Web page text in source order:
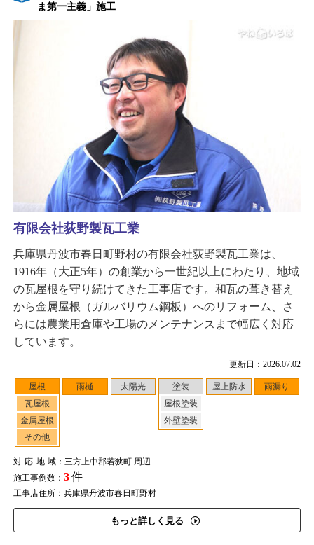
ま第一主義」施工
更新日：2026.07.02
屋根
瓦屋根
金属屋根
その他
雨樋 太陽光
塗装
屋根塗装
外壁塗装
屋上防水 雨漏り
対応地域：三方上中郡若狭町 周辺
施工事例数： 3件
工事店住所：兵庫県丹波市春日町野村
もっと詳しく見る
有限会社荻野製瓦工業
兵庫県丹波市春日町野村の有限会社荻野製瓦工業は、
1916年（大正5年）の創業から一世紀以上にわたり、地域
の瓦屋根を守り続けてきた工事店です。和瓦の葺き替え
から金属屋根（ガルバリウム鋼板）へのリフォーム、さ
らには農業用倉庫や工場のメンテナンスまで幅広く対応
しています。